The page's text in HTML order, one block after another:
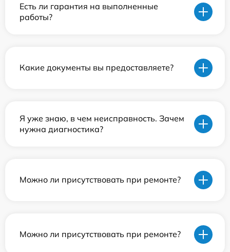
Есть ли гарантия на выполненные
работы?
Какие документы вы предоставляете?
Я уже знаю, в чем неисправность. Зачем
нужна диагностика?
Можно ли присутствовать при ремонте?
Можно ли присутствовать при ремонте?